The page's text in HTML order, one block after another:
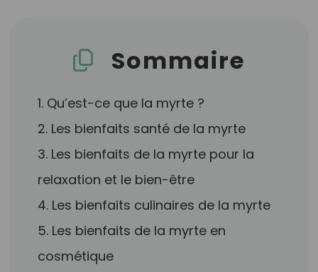
Sommaire
1. Qu’est-ce que la myrte ?
2. Les bienfaits santé de la myrte
3. Les bienfaits de la myrte pour la
relaxation et le bien-être
4. Les bienfaits culinaires de la myrte
5. Les bienfaits de la myrte en
cosmétique